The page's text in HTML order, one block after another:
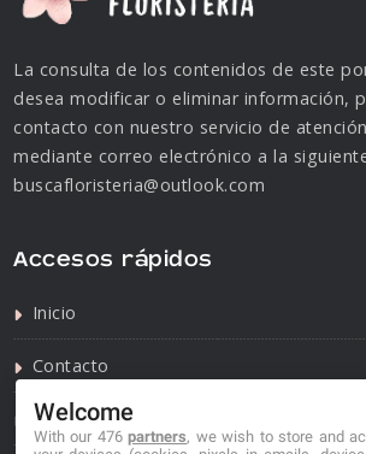
La consulta de los contenidos de este
desea modificar o eliminar información,
contacto con nuestro servicio de
mediante correo electrónico a la
buscafloristeria@outlook.com
Accesos rápidos
Inicio
Contacto
Política de privacidad
Welcome
With our 476partners, we wish to store and